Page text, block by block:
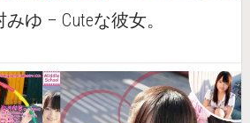
みゆ – Cuteな彼女。